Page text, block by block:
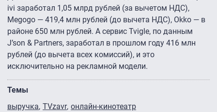
ivi заработал 1,05 млрд рублей (за вычетом НДС),
Megogo — 419,4 млн рублей (до вычета НДС), Okko — в
районе 650 млн рублей. А сервис Tvigle, по данным
J’son & Partners, заработал в прошлом году 416 млн
рублей (до вычета всех комиссий), и это
исключительно на рекламной модели.
Темы
выручка TVzavr онлайн-кинотеатр